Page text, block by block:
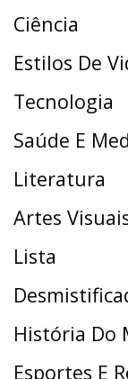
Ciência
Estilos De
Tecnologia
Saúde E
Literatura
Artes
Lista
História Do
Esportes E